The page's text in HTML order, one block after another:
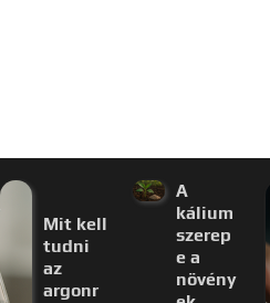
Mit kell
tudni
az
argonr
A
kálium
szerep
e a
növény